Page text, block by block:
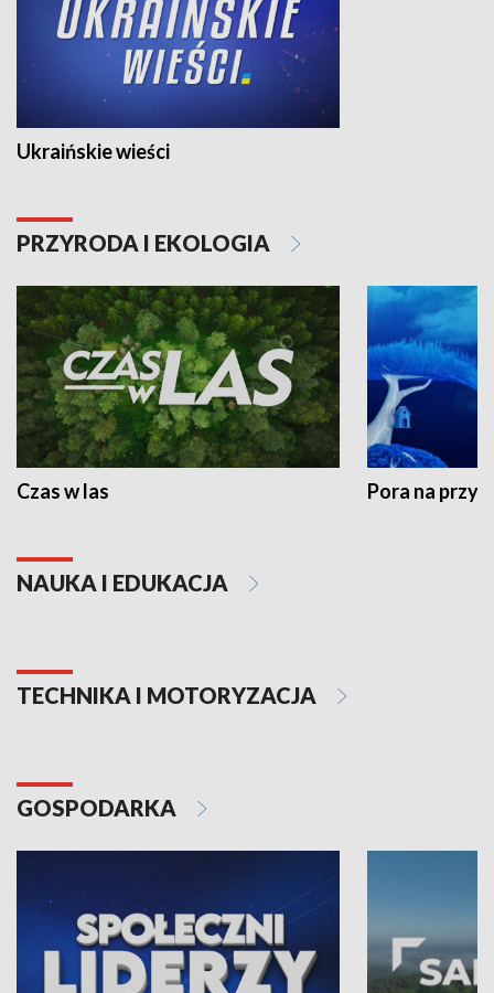
Ukraińskie wieści
PRZYRODA I EKOLOGIA
Czas w las Pora na
NAUKA I EDUKACJA
TECHNIKA I MOTORYZACJA
GOSPODARKA